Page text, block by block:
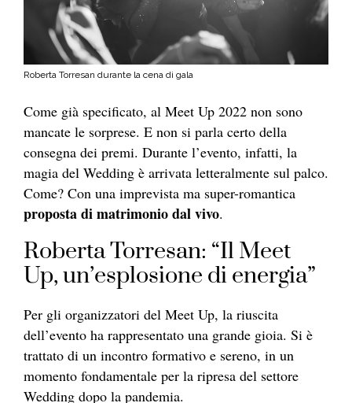
Roberta Torresan durante la cena di gala
Come già specificato, al Meet Up 2022 non sono
mancate le sorprese. E non si parla certo della
consegna dei premi. Durante l’evento, infatti, la
magia del Wedding è arrivata letteralmente sul palco.
Come? Con una imprevista ma super-romantica
proposta di matrimonio dal vivo.
Roberta Torresan: “Il Meet
Up, un’esplosione di energia”
Per gli organizzatori del Meet Up, la riuscita
dell’evento ha rappresentato una grande gioia. Si è
trattato di un incontro formativo e sereno, in un
momento fondamentale per la ripresa del settore
Wedding dopo la pandemia.